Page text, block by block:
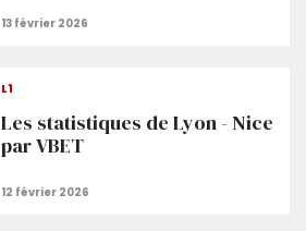
L1
Les statistiques de Lyon - Nice
par VBET